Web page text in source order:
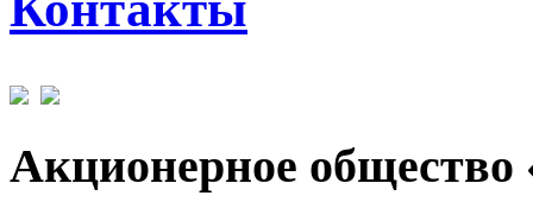
Акционерное общество